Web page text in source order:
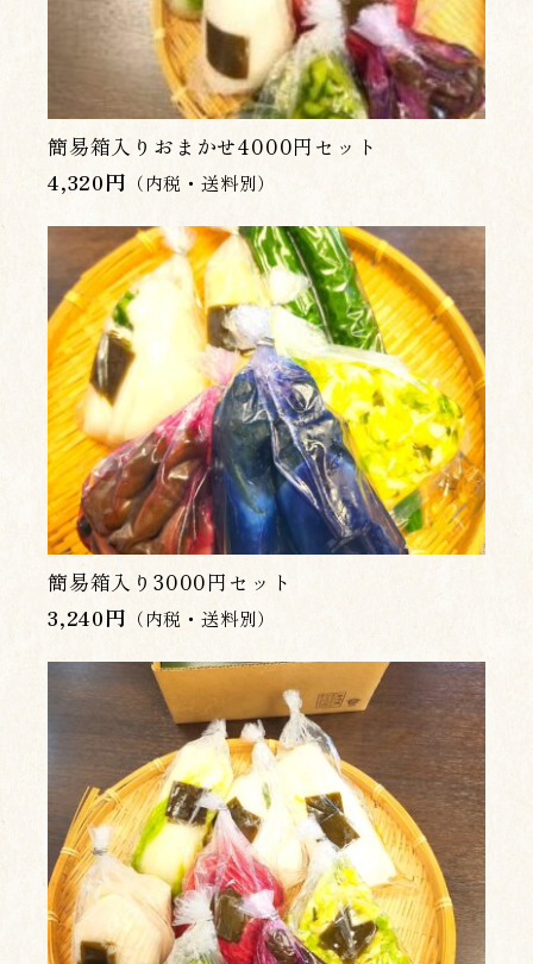
簡易箱入りおまかせ4000円セット
4,320円 （内税・送料別）
簡易箱入り3000円セット
3,240円 （内税・送料別）